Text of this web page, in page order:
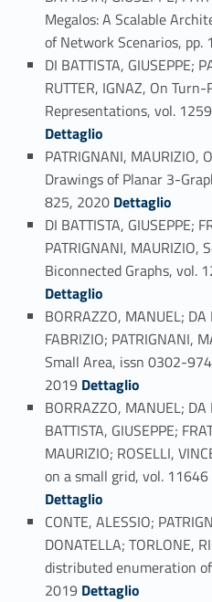
Megalos: A Scalable
of Network Scenarios, pp.
DI BATTISTA, GIUSEPPE;
RUTTER, IGNAZ, On
Representations, vol.
Dettaglio
PATRIGNANI, MAURIZIO,
Drawings of Planar 3-
825, 2020 Link identifier #identifier_person_88831-83
Dettaglio
DI BATTISTA, GIUSEPPE;
PATRIGNANI,
Biconnected Graphs, vol.
Dettaglio
BORRAZZO, MANUEL; DA
FABRIZIO; PATRIGNANI,
Small Area, issn 0302-
2019 Link identifier #identifier_person_65843-85
Dettaglio
BORRAZZO, MANUEL;
BATTISTA, GIUSEPPE;
MAURIZIO; ROSELLI,
on a small grid, vol.
Dettaglio
CONTE, ALESSIO;
DONATELLA; TORLONE,
distributed enumeration
2019 Link identifier #identifier_person_156090-87
Dettaglio